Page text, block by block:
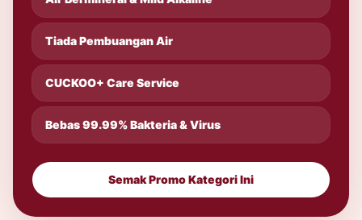
Tiada Pembuangan Air
CUCKOO+ Care Service
Bebas 99.99% Bakteria & Virus
Semak Promo Kategori Ini